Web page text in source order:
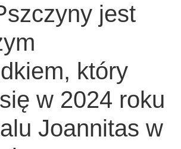
jest
który
w 2024 roku
Joannitas w